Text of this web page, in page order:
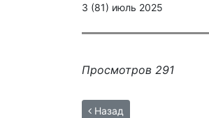
3 (81) июль 2025
Просмотров 291
Назад